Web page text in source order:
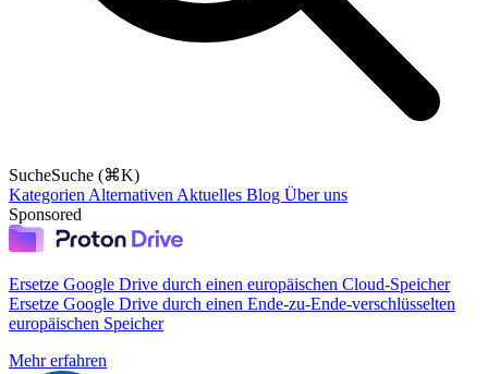
SucheSuche (⌘K)
Kategorien Alternativen Aktuelles Blog Über uns
Sponsored
Ersetze Google Drive durch einen europäischen Cloud-Speicher
Ersetze Google Drive durch einen Ende-zu-Ende-verschlüsselten
europäischen Speicher
Mehr erfahren